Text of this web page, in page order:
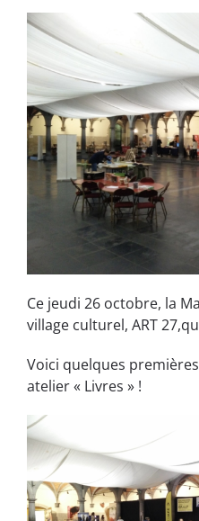
Ce jeudi 26 octobre, la
village culturel, ART
Voici quelques
atelier « Livres » !